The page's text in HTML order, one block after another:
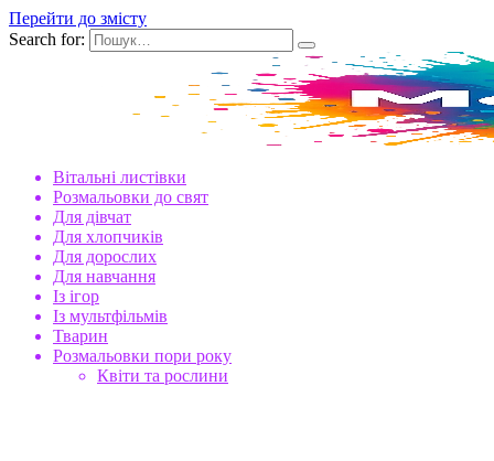
Перейти до змісту
Search for:
Вітальні листівки
Розмальовки до свят
Для дівчат
Для хлопчиків
Для дорослих
Для навчання
Із ігор
Із мультфільмів
Тварин
Розмальовки пори року
Квіти та рослини